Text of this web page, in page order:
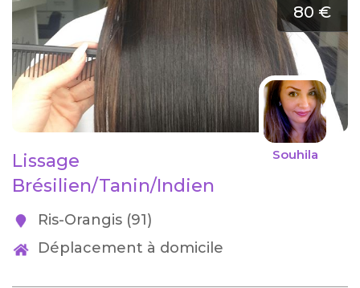
80 €
Souhila
Lissage
Brésilien/Tanin/Indien
Ris-Orangis (91)
Déplacement à domicile